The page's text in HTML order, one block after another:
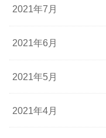
2021年7月
2021年6月
2021年5月
2021年4月